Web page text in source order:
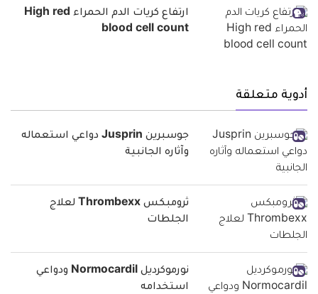
ارتفاع كريات الدم الحمراء High red
blood cell count
أدوية متعلقة
جوسبرين Jusprin دواعي استعماله
وآثاره الجانبية
ثرومبكس Thrombexx لعلاج
الجلطات
نورموكرديل Normocardil ودواعي
استخدامه